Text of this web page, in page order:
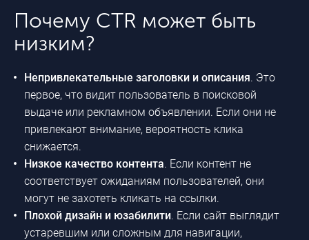
Почему CTR может быть
низким?
Непривлекательные заголовки и описания. Это
первое, что видит пользователь в поисковой
выдаче или рекламном объявлении. Если они не
привлекают внимание, вероятность клика
снижается.
Низкое качество контента. Если контент не
соответствует ожиданиям пользователей, они
могут не захотеть кликать на ссылки.
Плохой дизайн и юзабилити. Если сайт выглядит
устаревшим или сложным для навигации,